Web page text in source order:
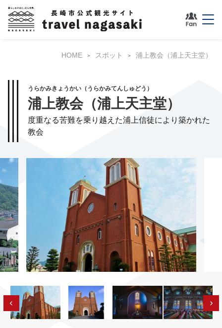
HOME スポット 浦上教会（浦上天主堂）
うらかみきょうかい（うらかみてんしゅどう）
浦上教会（浦上天主堂）
度重なる苦難を乗り越えた浦上信徒により築かれた
教会